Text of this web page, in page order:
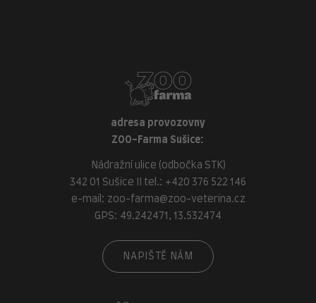
adresa provozovny
ZOO-Farma Sušice:
Nádražní ulice (odbočka STK)
342 01 Sušice II tel.: +420 376 522 146
e-mail: zoo-farma@zoo-veterina.cz
GPS: 49.242471, 13.532474
NAPIŠTĚ NÁM